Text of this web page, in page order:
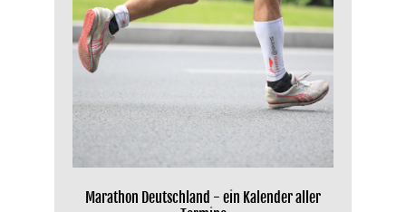
Marathon Deutschland - ein Kalender aller